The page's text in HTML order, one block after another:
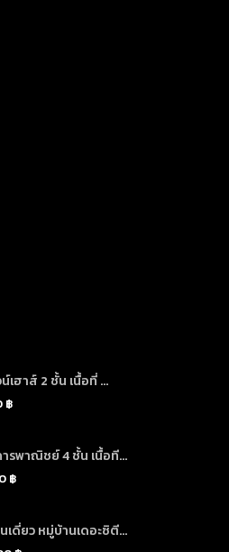
น์เฮาส์ 2 ชั้น เนื้อที่ ...
฿
ารพาณิชย์ 4 ชั้น เนื้อที...
฿
เดี่ยว หมู่บ้านเดอะซิตี...